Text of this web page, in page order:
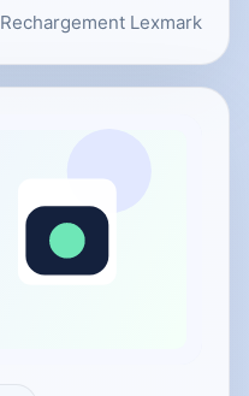
Rechargement Lexmark